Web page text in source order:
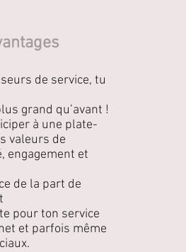
de service, tu
grand qu’avant !
à une plate-
valeurs de
engagement et
de la part de
pour ton service
et parfois même